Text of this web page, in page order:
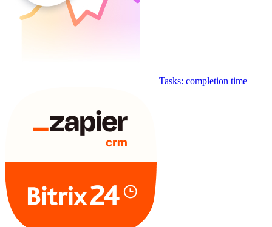
Tasks: completion time